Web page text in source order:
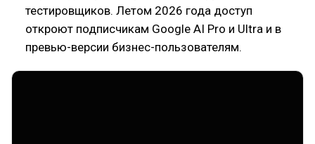
тестировщиков. Летом 2026 года доступ
откроют подписчикам Google AI Pro и Ultra и в
превью-версии бизнес-пользователям.